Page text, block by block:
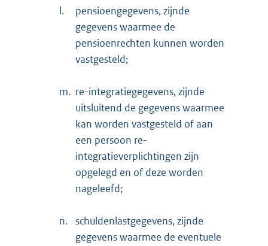
l.
pensioengegevens, zijnde
gegevens waarmee de
pensioenrechten kunnen worden
vastgesteld;
m. re-integratiegegevens, zijnde
uitsluitend de gegevens waarmee
kan worden vastgesteld of aan
een persoon re-
integratieverplichtingen zijn
opgelegd en of deze worden
nageleefd;
n. schuldenlastgegevens, zijnde
gegevens waarmee de eventuele